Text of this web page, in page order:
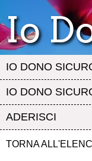
Io
IO DONO
IO DONO
ADERISCI
TORNA